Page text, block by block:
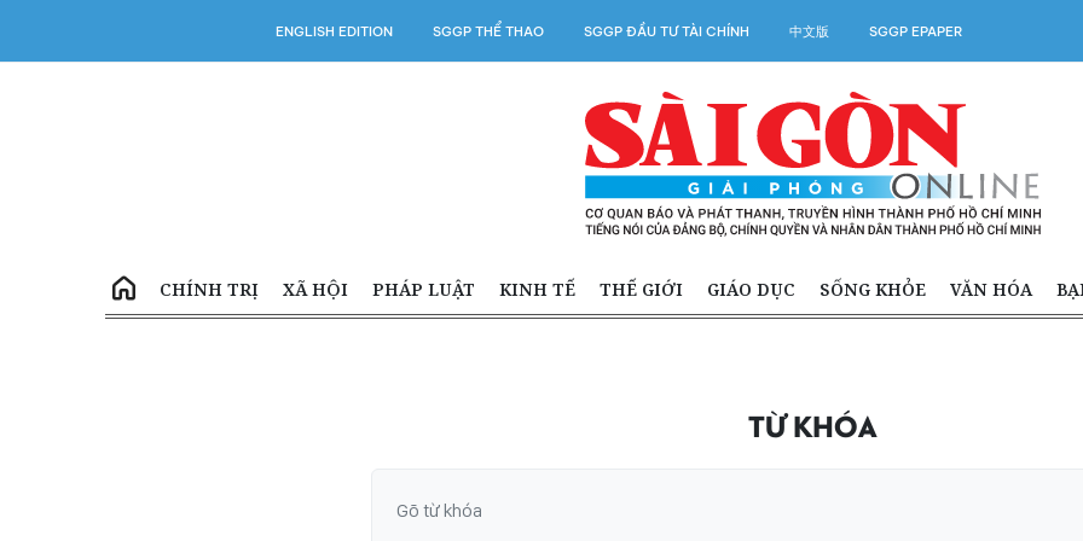
ENGLISH EDITION SGGP THỂ THAO SGGP ĐẦU TƯ TÀI CHÍNH 中文版 SGGP EPAPER
CHÍNH TRỊ XÃ HỘI PHÁP LUẬT KINH TẾ THẾ GIỚI GIÁO DỤC SỐNG KHỎE VĂN HÓA
TỪ KHÓA